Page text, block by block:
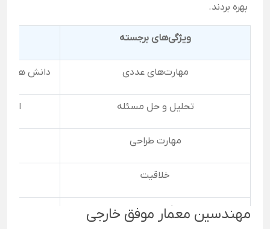
بهره بردند.
ویژگی‌های برجسته
مهارت‌های عددی دانش
تحلیل و حل مسئله
مهارت طراحی
خلاقیت
کار تیمی
مهندسین معمار موفق خارجی